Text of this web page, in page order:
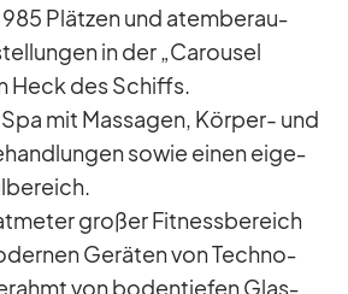
985 Plät­zen und atem­be­rau­
in der „Ca­rou­sel
Heck des Schiffs.
mit Mas­sa­gen, Kör­per- und
so­wie ei­nen ei­ge­
gro­ßer Fit­ness­be­reich
Ge­rä­ten von Tech­no­
von bo­den­tie­fen Glas­